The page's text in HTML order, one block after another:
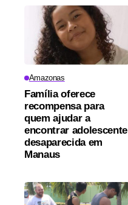
Amazonas
Família oferece
recompensa para
quem ajudar a
encontrar adolescente
desaparecida em
Manaus